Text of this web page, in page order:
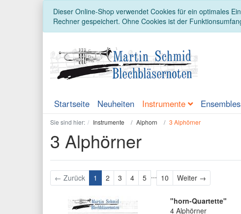
Dieser Online-Shop verwendet Cookies für ein optimales
Rechner gespeichert. Ohne Cookies ist der
Startseite Neuheiten Instrumente Ensembles
Sie sind hier: Instrumente Alphorn 3 Alphörner
3 Alphörner
← Zurück 1 2 3 4 5 ... 10 Weiter →
"horn-Quartette"
4 Alphörner